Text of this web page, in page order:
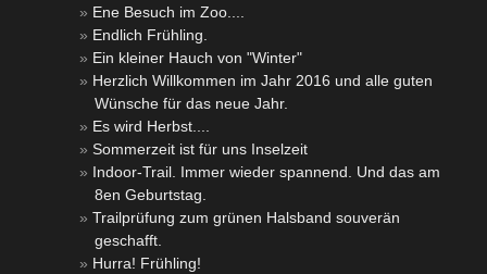
Ene Besuch im Zoo....
Endlich Frühling.
Ein kleiner Hauch von "Winter"
Herzlich Willkommen im Jahr 2016 und alle guten
Wünsche für das neue Jahr.
Es wird Herbst....
Sommerzeit ist für uns Inselzeit
Indoor-Trail. Immer wieder spannend. Und das am
8en Geburtstag.
Trailprüfung zum grünen Halsband souverän
geschafft.
Hurra! Frühling!